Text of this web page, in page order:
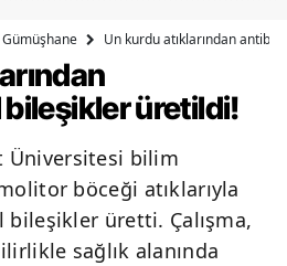
Bingöl
Bitlis
Bolu
Bursa
Gümüşhane Un kurdu atıklarından
üretildi!
Üniversitesi bilim
böceği atıklarıyla
üretti. Çalışma,
sağlık alanında